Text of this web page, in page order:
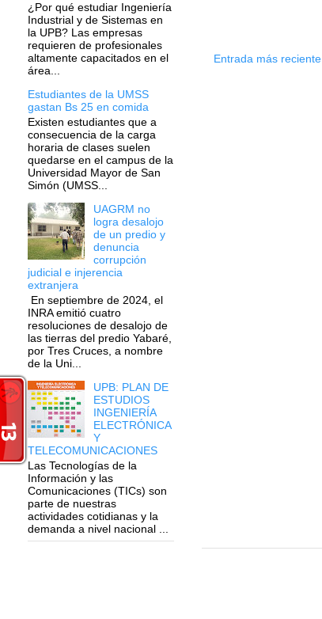
Entrada más reciente
¿Por qué estudiar Ingeniería
Industrial y de Sistemas en
la UPB? Las empresas
requieren de profesionales
altamente capacitados en el
área...
Estudiantes de la UMSS
gastan Bs 25 en comida
Existen estudiantes que a
consecuencia de la carga
horaria de clases suelen
quedarse en el campus de la
Universidad Mayor de San
Simón (UMSS...
UAGRM no
logra desalojo
de un predio y
denuncia
corrupción
judicial e injerencia
extranjera
En septiembre de 2024, el
INRA emitió cuatro
resoluciones de desalojo de
las tierras del predio Yabaré,
por Tres Cruces, a nombre
de la Uni...
UPB: PLAN DE
ESTUDIOS
INGENIERÍA
ELECTRÓNICA
Y
TELECOMUNICACIONES
Las Tecnologías de la
Información y las
Comunicaciones (TICs) son
parte de nuestras
actividades cotidianas y la
demanda a nivel nacional ...